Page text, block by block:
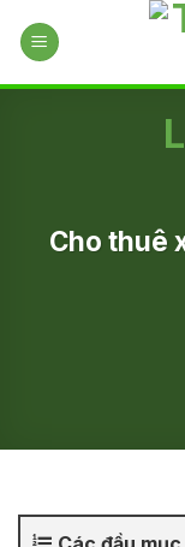
Cho thuê